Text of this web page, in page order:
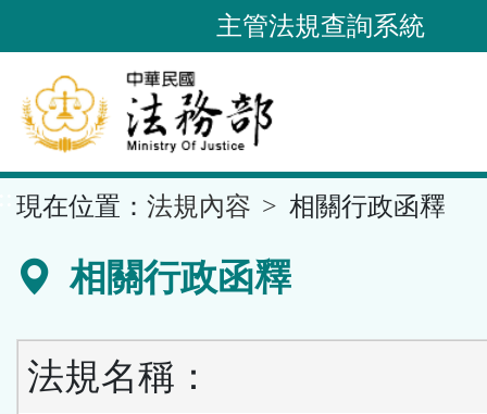
到
要
內
容
區
主管法規查詢系統
現在位置： 法規內容 相關行政函釋
相關行政函釋
法規名稱：